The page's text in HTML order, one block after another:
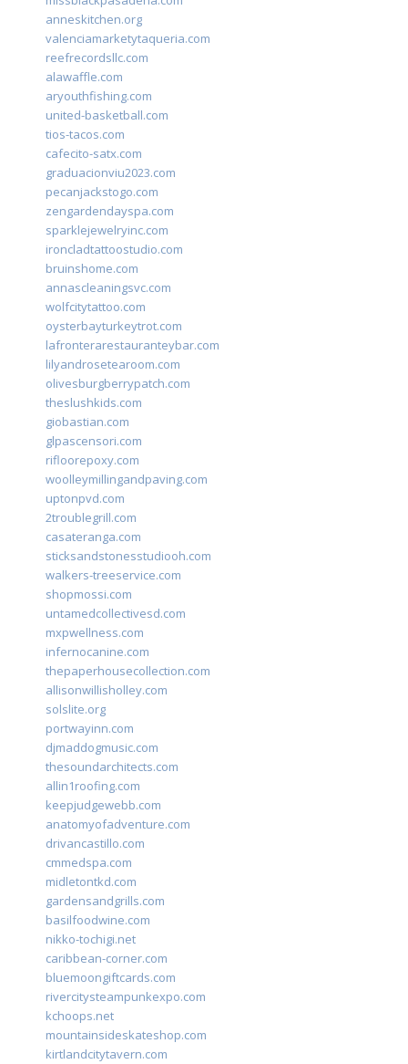
anneskitchen.org
valenciamarketytaqueria.com
reefrecordsllc.com
alawaffle.com
aryouthfishing.com
united-basketball.com
tios-tacos.com
cafecito-satx.com
graduacionviu2023.com
pecanjackstogo.com
zengardendayspa.com
sparklejewelryinc.com
ironcladtattoostudio.com
bruinshome.com
annascleaningsvc.com
wolfcitytattoo.com
oysterbayturkeytrot.com
lafronterarestauranteybar.com
lilyandrosetearoom.com
olivesburgberrypatch.com
theslushkids.com
giobastian.com
glpascensori.com
rifloorepoxy.com
woolleymillingandpaving.com
uptonpvd.com
2troublegrill.com
casateranga.com
sticksandstonesstudiooh.com
walkers-treeservice.com
shopmossi.com
untamedcollectivesd.com
mxpwellness.com
infernocanine.com
thepaperhousecollection.com
allisonwillisholley.com
solslite.org
portwayinn.com
djmaddogmusic.com
thesoundarchitects.com
allin1roofing.com
keepjudgewebb.com
anatomyofadventure.com
drivancastillo.com
cmmedspa.com
midletontkd.com
gardensandgrills.com
basilfoodwine.com
nikko-tochigi.net
caribbean-corner.com
bluemoongiftcards.com
rivercitysteampunkexpo.com
kchoops.net
mountainsideskateshop.com
kirtlandcitytavern.com